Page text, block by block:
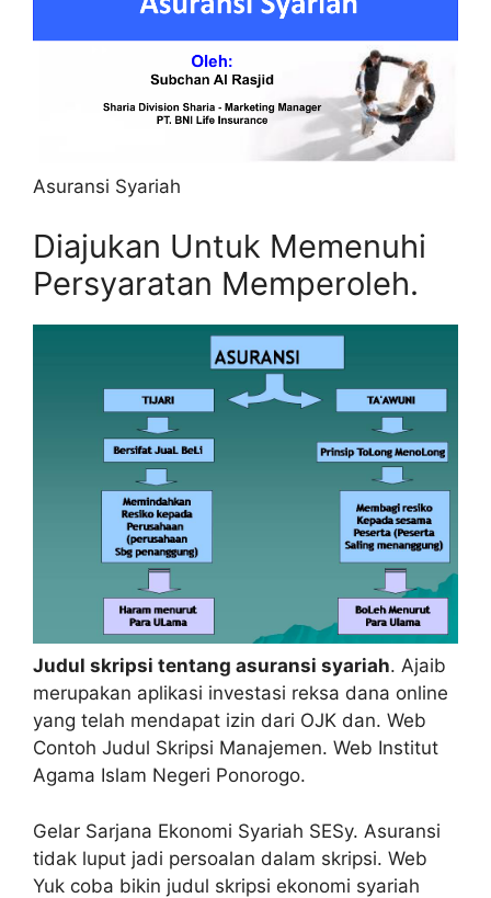
Asuransi Syariah
Diajukan Untuk Memenuhi
Persyaratan Memperoleh.
Judul skripsi tentang asuransi syariah. Ajaib
merupakan aplikasi investasi reksa dana online
yang telah mendapat izin dari OJK dan. Web
Contoh Judul Skripsi Manajemen. Web Institut
Agama Islam Negeri Ponorogo.
Gelar Sarjana Ekonomi Syariah SESy. Asuransi
tidak luput jadi persoalan dalam skripsi. Web
Yuk coba bikin judul skripsi ekonomi syariah